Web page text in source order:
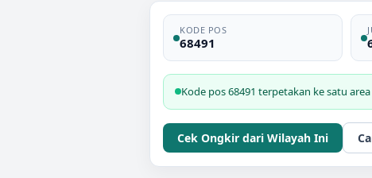
KODE POS
68491
Kode pos 68491 terpetakan ke satu
Cek Ongkir dari Wilayah Ini